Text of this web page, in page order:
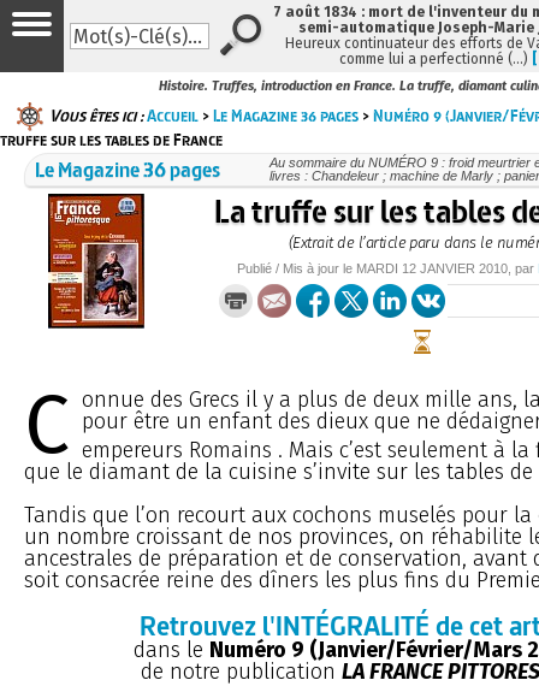
Histoire. Truffes, introduction en France. La truffe, diamant
Vous êtes ici :Accueil >Le Magazine 36 pages >Numéro 9 (Janvier/
truffe sur les tables de France
Le Magazine 36 pages
Au sommaire du NUMÉRO 9 : froid meurtrier
livres : Chandeleur ; machine de Marly ;
La truffe sur les tables
(Extrait de l’article paru dans le
Publié / Mis à jour le MARDI 12 JANVIER 2010 , par
C onnue des Grecs il y a plus de deux mille ans,
pour être un enfant des dieux que ne
empereurs Romains . Mais c’est seulement à la
que le diamant de la cuisine s’invite sur les tables de
Tandis que l’on recourt aux cochons muselés pour
un nombre croissant de nos provinces, on réhabilite
ancestrales de préparation et de conservation,
soit consacrée reine des dîners les plus fins du
Retrouvez l'INTÉGRALITÉ de cet
dans le Numéro 9 (Janvier/Février/Mars
de notre publication LA FRANCE
7 août 1834 : mort de l'inventeur du
semi-automatique Joseph-Marie
Heureux continuateur des efforts de
comme lui a perfectionné (…)